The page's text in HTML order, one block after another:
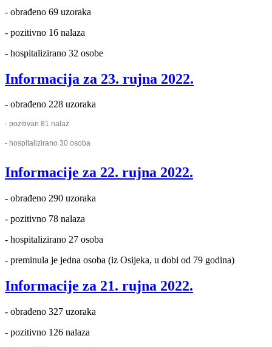
- obrađeno 69 uzoraka
- pozitivno 16 nalaza
- hospitalizirano 32 osobe
Informacija za 23. rujna 2022.
- obrađeno 228 uzoraka
- pozitivan 81 nalaz
- hospitalizirano 30 osoba
Informacije za 22. rujna 2022.
- obrađeno 290 uzoraka
- pozitivno 78 nalaza
- hospitalizirano 27 osoba
- preminula je jedna osoba (iz Osijeka, u dobi od 79 godina)
Informacije za 21. rujna 2022.
- obrađeno 327 uzoraka
- pozitivno 126 nalaza